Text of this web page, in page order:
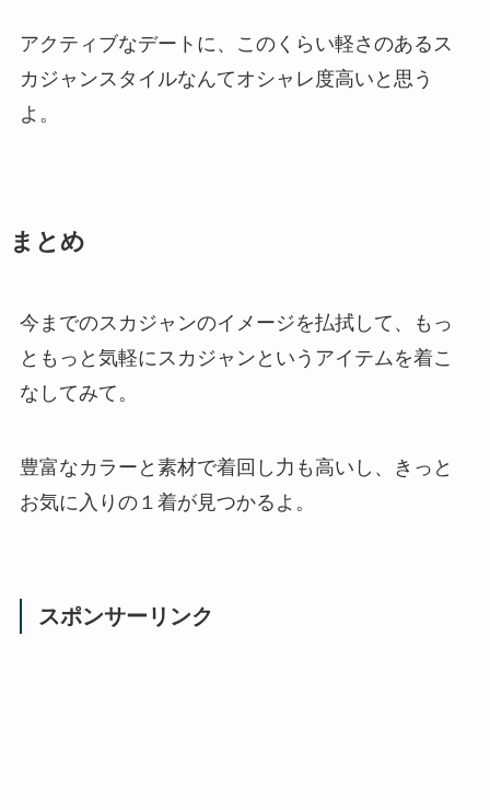
アクティブなデートに、このくらい軽さのあるス
カジャンスタイルなんてオシャレ度高いと思う
よ。
まとめ
今までのスカジャンのイメージを払拭して、もっ
ともっと気軽にスカジャンというアイテムを着こ
なしてみて。
豊富なカラーと素材で着回し力も高いし、きっと
お気に入りの１着が見つかるよ。
スポンサーリンク